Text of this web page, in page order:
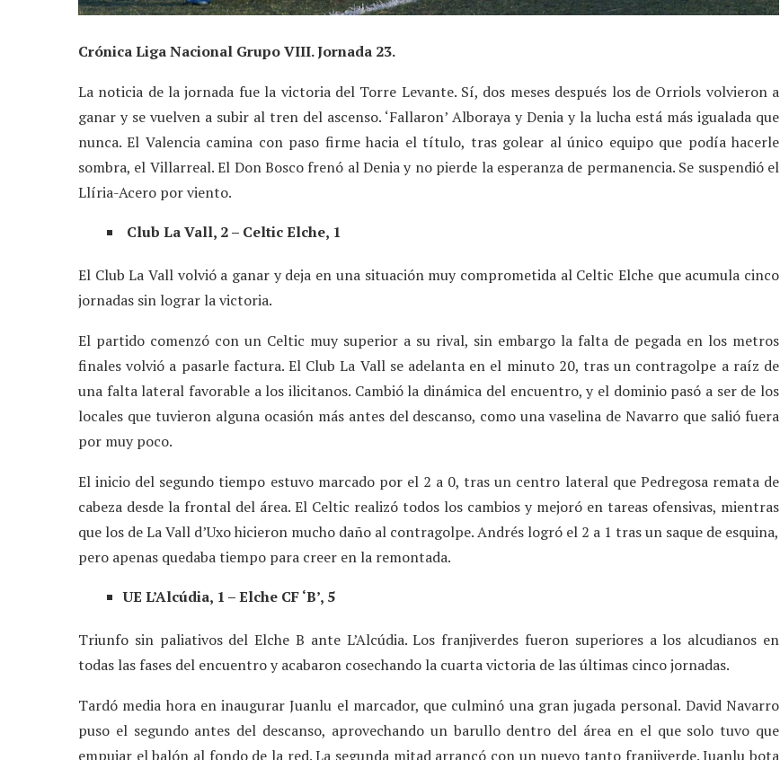
Crónica Liga Nacional Grupo VIII. Jornada 23.
La noticia de la jornada fue la victoria del Torre Levante. Sí, dos meses después los de Orriols volvieron a
ganar y se vuelven a subir al tren del ascenso. ‘Fallaron’ Alboraya y Denia y la lucha está más igualada que
nunca. El Valencia camina con paso firme hacia el título, tras golear al único equipo que podía hacerle
sombra, el Villarreal. El Don Bosco frenó al Denia y no pierde la esperanza de permanencia. Se suspendió el
Llíria-Acero por viento.
Club La Vall, 2 – Celtic Elche, 1
El Club La Vall volvió a ganar y deja en una situación muy comprometida al Celtic Elche que acumula cinco
jornadas sin lograr la victoria.
El partido comenzó con un Celtic muy superior a su rival, sin embargo la falta de pegada en los metros
finales volvió a pasarle factura. El Club La Vall se adelanta en el minuto 20, tras un contragolpe a raíz de
una falta lateral favorable a los ilicitanos. Cambió la dinámica del encuentro, y el dominio pasó a ser de los
locales que tuvieron alguna ocasión más antes del descanso, como una vaselina de Navarro que salió fuera
por muy poco.
El inicio del segundo tiempo estuvo marcado por el 2 a 0, tras un centro lateral que Pedregosa remata de
cabeza desde la frontal del área. El Celtic realizó todos los cambios y mejoró en tareas ofensivas, mientras
que los de La Vall d’Uxo hicieron mucho daño al contragolpe. Andrés logró el 2 a 1 tras un saque de esquina,
pero apenas quedaba tiempo para creer en la remontada.
UE L’Alcúdia, 1 – Elche CF ‘B’, 5
Triunfo sin paliativos del Elche B ante L’Alcúdia. Los franjiverdes fueron superiores a los alcudianos en
todas las fases del encuentro y acabaron cosechando la cuarta victoria de las últimas cinco jornadas.
Tardó media hora en inaugurar Juanlu el marcador, que culminó una gran jugada personal. David Navarro
puso el segundo antes del descanso, aprovechando un barullo dentro del área en el que solo tuvo que
empujar el balón al fondo de la red. La segunda mitad arrancó con un nuevo tanto franjiverde. Juanlu bota